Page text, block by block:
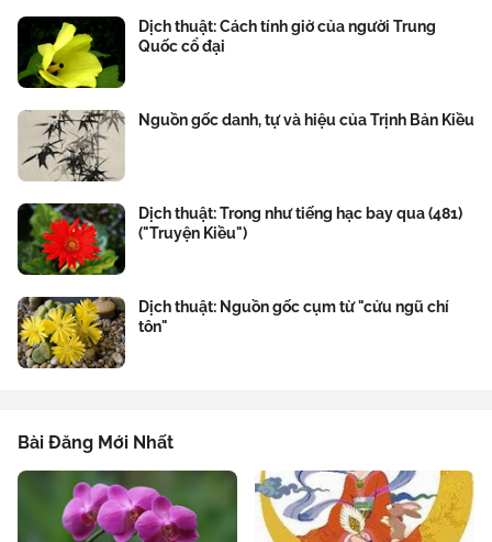
Dịch thuật: Cách tính giờ của người Trung
Quốc cổ đại
Nguồn gốc danh, tự và hiệu của Trịnh Bản Kiều
Dịch thuật: Trong như tiếng hạc bay qua (481)
("Truyện Kiều")
Dịch thuật: Nguồn gốc cụm từ "cửu ngũ chí
tôn"
Bài Đăng Mới Nhất